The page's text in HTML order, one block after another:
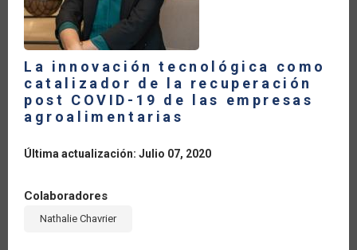
La innovación tecnológica como
catalizador de la recuperación
post COVID-19 de las empresas
agroalimentarias
Última actualización: Julio 07, 2020
Colaboradores
Nathalie Chavrier